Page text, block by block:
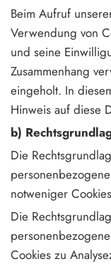
Beim Aufruf
Verwendung von
und seine
Zusammenhang
eingeholt. In
Hinweis auf diese
b)
Die
notweniger
Die
Cookies zu